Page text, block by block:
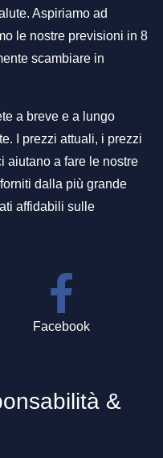
Aspiriamo ad
le nostre previsioni in 8
scambiare in
a breve e a lungo
I prezzi attuali, i prezzi
aiutano a fare le nostre
dalla più grande
affidabili sulle
Facebook
&